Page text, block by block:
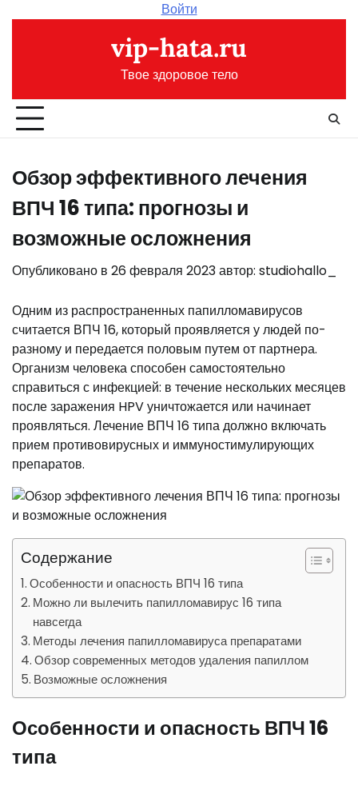
Войти
vip-hata.ru
Твое здоровое тело
Обзор эффективного лечения
ВПЧ 16 типа: прогнозы и
возможные осложнения
Опубликовано в 26 февраля 2023автор: studiohallo_
Одним из распространенных папилломавирусов
считается ВПЧ 16, который проявляется у людей по-
разному и передается половым путем от партнера.
Организм человека способен самостоятельно
справиться с инфекцией: в течение нескольких месяцев
после заражения HPV уничтожается или начинает
проявляться. Лечение ВПЧ 16 типа должно включать
прием противовирусных и иммуностимулирующих
препаратов.
Содержание
Особенности и опасность ВПЧ 16 типа
Можно ли вылечить папилломавирус 16 типа
навсегда
Методы лечения папилломавируса препаратами
Обзор современных методов удаления папиллом
Возможные осложнения
Особенности и опасность ВПЧ 16
типа